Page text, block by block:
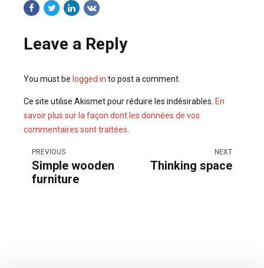
Leave a Reply
You must be logged in to post a comment.
Ce site utilise Akismet pour réduire les indésirables. En
savoir plus sur la façon dont les données de vos
commentaires sont traitées
PREVIOUS
Simple wooden
furniture
NEXT
Thinking space